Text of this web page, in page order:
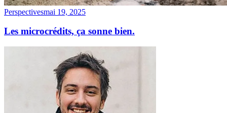
Perspectivesmai 19, 2025
Les microcrédits, ça sonne bien.